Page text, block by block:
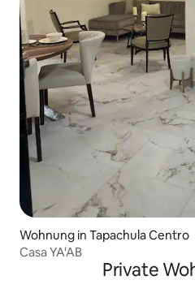
Wohnung in Tapachula Centro
Casa YA'AB
Private